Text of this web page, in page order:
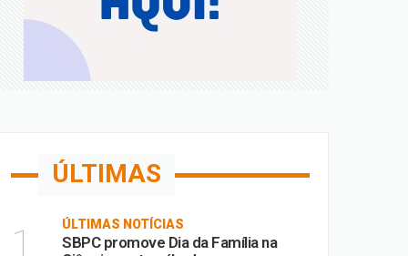
ÚLTIMAS
1 ÚLTIMAS NOTÍCIAS
SBPC promove Dia da Família na